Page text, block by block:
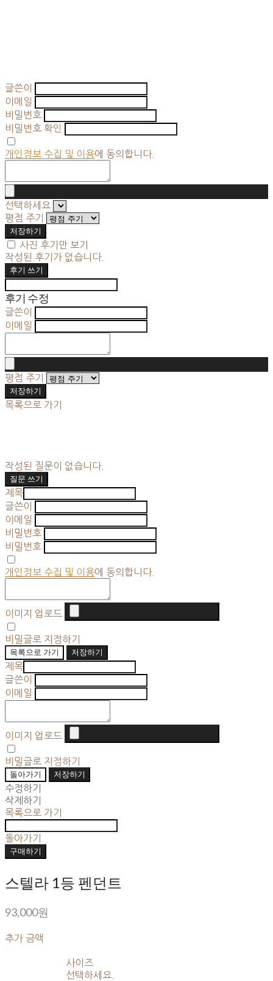
글쓴이
이메일
비밀번호
비밀번호 확인
개인정보 수집 및 이용에 동의합니다.
선택하세요
평점 주기
저장하기
사진 후기만 보기
작성된 후기가 없습니다.
후기 쓰기
후기 수정
글쓴이
이메일
평점 주기
저장하기
목록으로 가기
작성된 질문이 없습니다.
질문 쓰기
제목
글쓴이
이메일
비밀번호
비밀번호
개인정보 수집 및 이용에 동의합니다.
이미지 업로드
비밀글로 지정하기
목록으로 가기
저장하기
제목
글쓴이
이메일
이미지 업로드
비밀글로 지정하기
돌아가기
저장하기
수정하기
삭제하기
목록으로 가기
돌아가기
구매하기
스텔라 1등 펜던트
93,000원
추가 금액
사이즈
선택하세요.